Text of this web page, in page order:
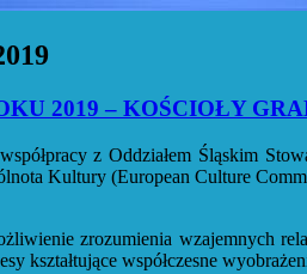
2019 – KOŚCIOŁY
z Oddziałem Śląskim
Kultury (European Culture
zrozumienia wzajemnych
kształtujące współczesne